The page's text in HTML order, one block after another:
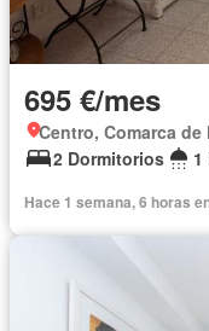
695 €/mes
Centro, Comarca de
2 Dormitorios
1
Hace 1 semana, 6 horas